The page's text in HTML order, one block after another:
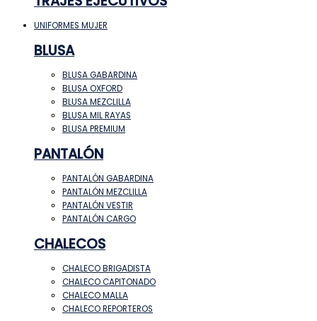
UNIFORMES MUJER
BLUSA
BLUSA GABARDINA
BLUSA OXFORD
BLUSA MEZCLILLA
BLUSA MIL RAYAS
BLUSA PREMIUM
PANTALÓN
PANTALÓN GABARDINA
PANTALÓN MEZCLILLA
PANTALÓN VESTIR
PANTALÓN CARGO
CHALECOS
CHALECO BRIGADISTA
CHALECO CAPITONADO
CHALECO MALLA
CHALECO REPORTEROS